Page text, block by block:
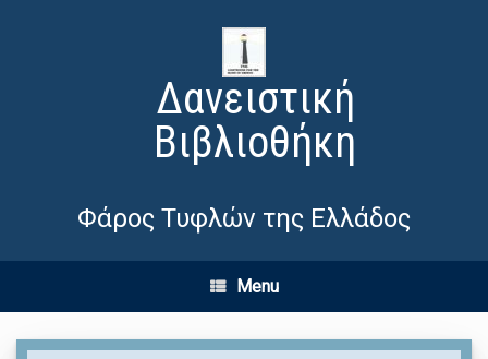
Δανειστική
Βιβλιοθήκη
Φάρος Τυφλών της Ελλάδος
Menu